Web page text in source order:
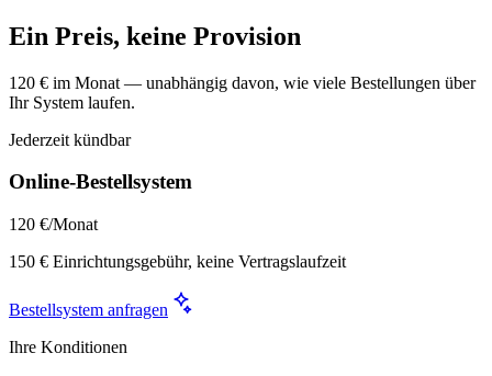
Ein Preis, keine Provision
120 € im Monat — unabhängig davon, wie viele Bestellungen über
Ihr System laufen.
Jederzeit kündbar
Online-Bestellsystem
120 €/Monat
150 € Einrichtungsgebühr, keine Vertragslaufzeit
Bestellsystem anfragen
Ihre Konditionen